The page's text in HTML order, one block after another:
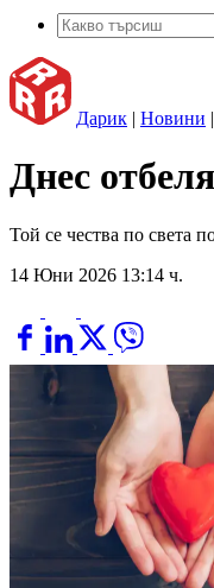
Дарик | Новини |
Днес
Той се чества по света
14 Юни 2026 13:14 ч.